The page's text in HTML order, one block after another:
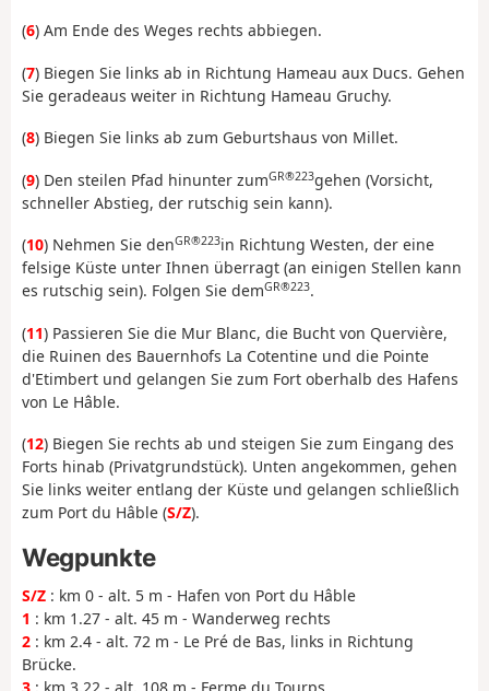
(6) Am Ende des Weges rechts abbiegen.
(7) Biegen Sie links ab in Richtung Hameau aux Ducs. Gehen
Sie geradeaus weiter in Richtung Hameau Gruchy.
(8) Biegen Sie links ab zum Geburtshaus von Millet.
(9) Den steilen Pfad hinunter zumGR®223gehen (Vorsicht,
schneller Abstieg, der rutschig sein kann).
(10) Nehmen Sie denGR®223in Richtung Westen, der eine
felsige Küste unter Ihnen überragt (an einigen Stellen kann
es rutschig sein). Folgen Sie demGR®223.
(11) Passieren Sie die Mur Blanc, die Bucht von Quervière,
die Ruinen des Bauernhofs La Cotentine und die Pointe
d'Etimbert und gelangen Sie zum Fort oberhalb des Hafens
von Le Hâble.
(12) Biegen Sie rechts ab und steigen Sie zum Eingang des
Forts hinab (Privatgrundstück). Unten angekommen, gehen
Sie links weiter entlang der Küste und gelangen schließlich
zum Port du Hâble (S/Z).
Wegpunkte
S/Z : km 0 - alt. 5 m - Hafen von Port du Hâble
1 : km 1.27 - alt. 45 m - Wanderweg rechts
2 : km 2.4 - alt. 72 m - Le Pré de Bas, links in Richtung
Brücke.